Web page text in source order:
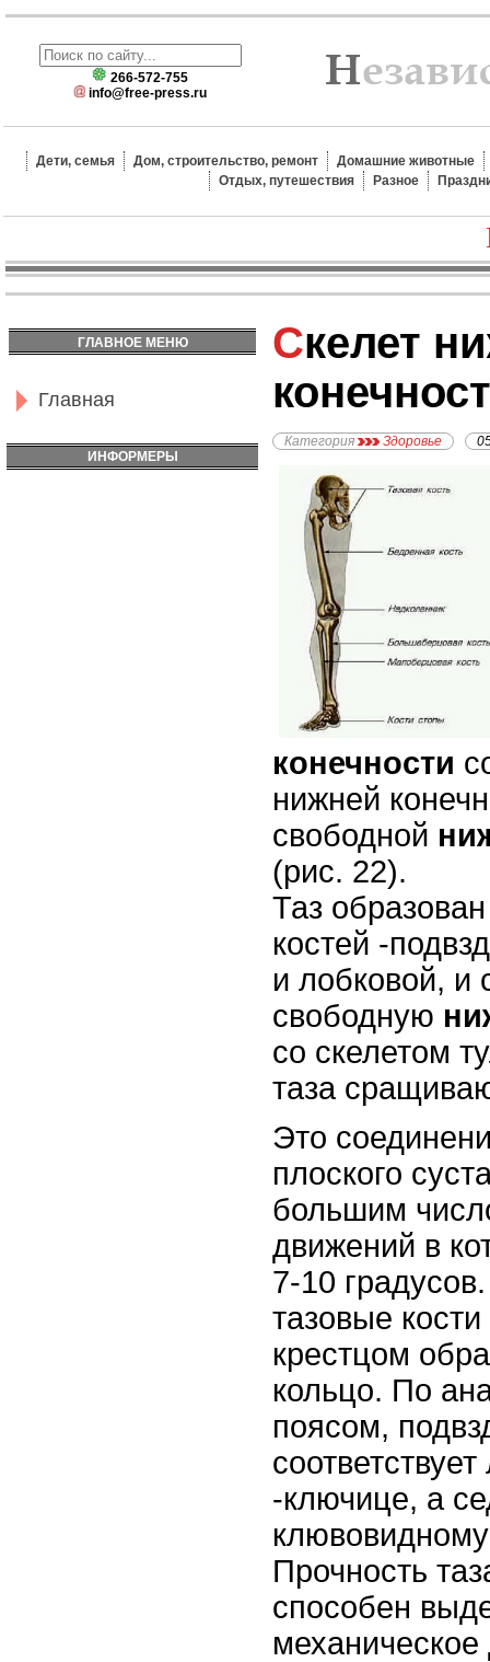
266-572-755
info@free-press.ru
Дети, семья Дом, строительство, ремонт
Домашние животные
Отдых, путешествия
Разное
ГЛАВНОЕ МЕНЮ
Главная
ИНФОРМЕРЫ
Скелет нижней
Категория Здоровье
конечности
нижней
свободной
(рис. 22).
Таз
костей -
и лобковой, и
свободную
со скелетом
таза
Это
плоского
большим
движений в
7-10
тазовые
крестцом
кольцо. По
поясом,
-ключице, а
клювовидному
Прочность
способен
механическое